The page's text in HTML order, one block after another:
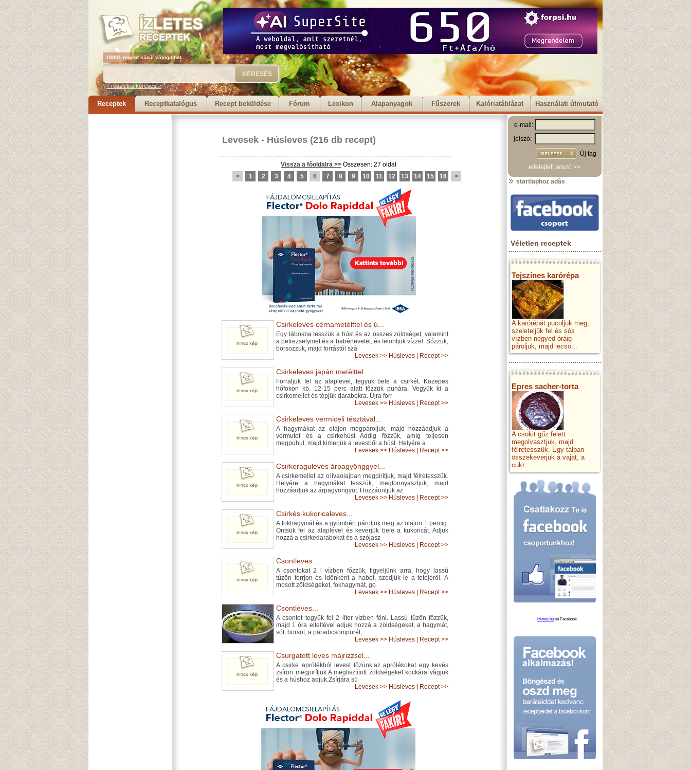
19901 recept közül válogathat...
+ részletes keresés...
Receptek Receptkatalógus Recept beküldése Fórum Lexikon Alapanyagok Fűszerek Kalóriatáblázat Használati útmutató
Levesek - Húsleves (216 db recept)
Vissza a főoldalra >> Összesen: 27 oldal
<
1 2 3 4 5 6 7 8 9 10 11 12 13 14 15 16 >
Csirkeleves cérnametélttel és ú...
Egy lábosba tesszük a húst és az összes zöldséget, valamint
a petrezselymet és a babérlevelet, és felöntjük vízzel. Sózzuk,
borsozzuk, majd forrástól szá
Levesek >> Húsleves Recept >>
Csirkeleves japán metélttel...
Forraljuk fel az alaplevet, tegyük bele a csirkét. Közepes
hőfokon kb. 12-15 perc alatt főzzük puhára. Vegyük ki a
csirkemellet és tépjük darabokra. Újra forr
Levesek >> Húsleves Recept >>
Csirkeleves vermiceli tésztával...
A hagymákat az olajon megpároljuk, majd hozzáadjuk a
vermutot és a csirkehúst Addig főzzük, amíg teljesen
megpuhul, majd kimerjük a levesből a húst. Helyére a
Levesek >> Húsleves Recept >>
Csirkeraguleves árpagyönggyel...
A csirkemellet az olívaolajban megpirítjuk, majd félretesszük.
Helyére a hagymákat tesszük, megfonnyasztjuk, majd
hozzáadjuk az árpagyöngyöt. Hozzáöntjük az
Levesek >> Húsleves Recept >>
Csirkés kukoricaleves...
A fokhagymát és a gyömbért pároljuk meg az olajon 1 percig.
Öntsük fel az alaplével és keverjük bele a kukoricát. Adjuk
hozzá a csirkedarabokat és a szójasz
Levesek >> Húsleves Recept >>
Csontleves...
A csontokat 2 l vízben főzzük, figyeljünk arra, hogy lassú
tűzön forrjon és időnként a habot, szedjük le a tetejéről. A
mosott zöldségeket, fokhagymát, go
Levesek >> Húsleves Recept >>
Csontleves...
A csontot tegyük fel 2 liter vízben főni. Lassú tűzön főzzük,
majd 1 óra elteltével adjuk hozzá a zöldségeket, a hagymát,
sót, borsot, a paradicsompürét,
Levesek >> Húsleves Recept >>
Csurgatott leves májrizzsel...
A csirke aprólékból levest főzünk:az aprólékokat egy kevés
zsíron megpirítjuk.A megtisztított zöldségeket kockára vágjuk
és a húshoz adjuk.Zsírjára sü
Levesek >> Húsleves Recept >>
e-mail:
jelszó:
Új tag
elfelejtett jelszó >>
startlaphoz adás
Véletlen receptek
Tejszínes karórépa
A karórépát pucoljuk meg,
szeleteljük fel és sós
vízben negyed óráig
pároljuk, majd lecsö...
Epres sacher-torta
A csokit gőz felett
megolvasztjuk, majd
félretesszük. Egy tálban
összekeverjük a vajat, a
cukr...
izletes.hu on Facebook